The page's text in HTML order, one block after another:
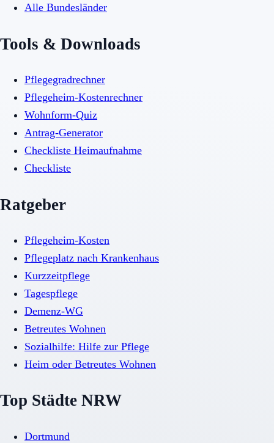
Alle Bundesländer
Tools & Downloads
Pflegegradrechner
Pflegeheim-Kostenrechner
Wohnform-Quiz
Antrag-Generator
Checkliste Heimaufnahme
Checkliste
Ratgeber
Pflegeheim-Kosten
Pflegeplatz nach Krankenhaus
Kurzzeitpflege
Tagespflege
Demenz-WG
Betreutes Wohnen
Sozialhilfe: Hilfe zur Pflege
Heim oder Betreutes Wohnen
Top Städte NRW
Dortmund